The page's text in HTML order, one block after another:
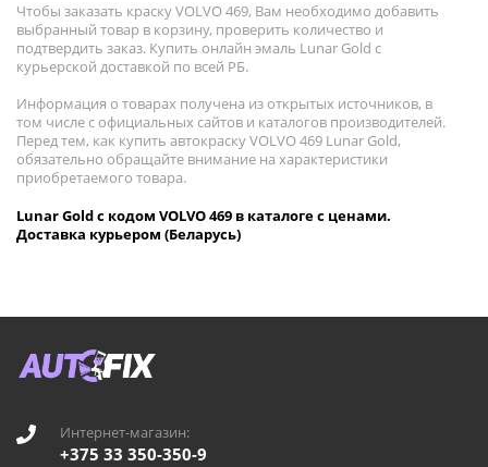
Чтобы заказать краску VOLVO 469, Вам необходимо добавить
выбранный товар в корзину, проверить количество и
подтвердить заказ. Купить онлайн эмаль Lunar Gold с
курьерской доставкой по всей РБ.
Информация о товарах получена из открытых источников, в
том числе с официальных сайтов и каталогов производителей.
Перед тем, как купить автокраску VOLVO 469 Lunar Gold,
обязательно обращайте внимание на характеристики
приобретаемого товара.
Lunar Gold с кодом VOLVO 469 в каталоге с ценами.
Доставка курьером (Беларусь)
Интернет-магазин:
+375 33 350-350-9